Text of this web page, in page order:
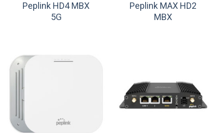
Peplink HD4 MBX
5G
Peplink MAX HD2
MBX